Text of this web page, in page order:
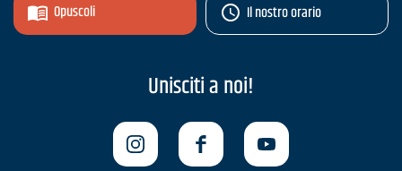
Opuscoli Il nostro orario
Unisciti a noi!